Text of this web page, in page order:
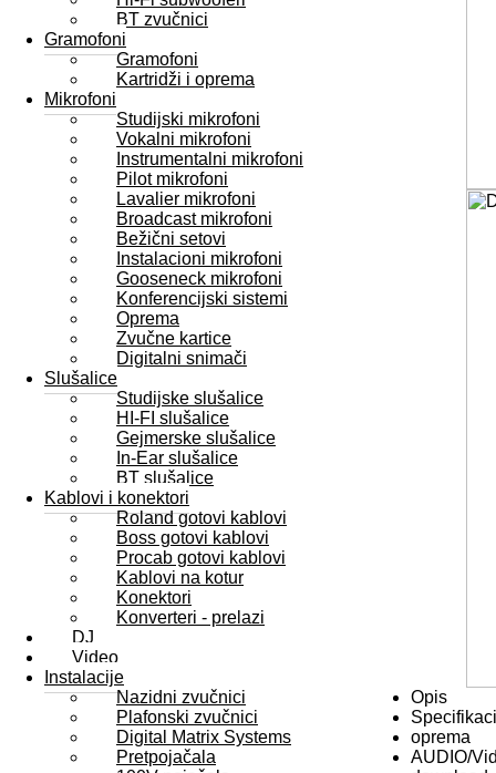
BT zvučnici
Gramofoni
Gramofoni
Kartridži i oprema
Mikrofoni
Studijski mikrofoni
Vokalni mikrofoni
Instrumentalni mikrofoni
Pilot mikrofoni
Lavalier mikrofoni
Broadcast mikrofoni
Bežični setovi
Instalacioni mikrofoni
Gooseneck mikrofoni
Konferencijski sistemi
Oprema
Zvučne kartice
Digitalni snimači
Slušalice
Studijske slušalice
HI-FI slušalice
Gejmerske slušalice
In-Ear slušalice
BT slušalice
Kablovi i konektori
Roland gotovi kablovi
Boss gotovi kablovi
Procab gotovi kablovi
Kablovi na kotur
Konektori
Konverteri - prelazi
DJ
Video
Instalacije
Nazidni zvučnici
Plafonski zvučnici
Digital Matrix Systems
Pretpojačala
Opis
oprema
AUDIO/